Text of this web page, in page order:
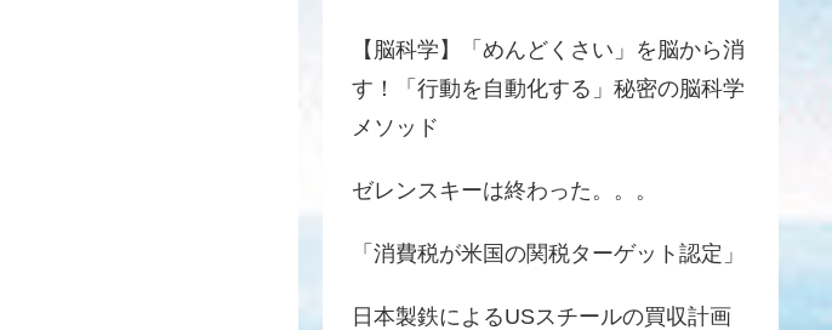
【脳科学】「めんどくさい」を脳から消
す！「行動を自動化する」秘密の脳科学
メソッド
ゼレンスキーは終わった。。。
「消費税が米国の関税ターゲット認定」
日本製鉄によるUSスチールの買収計画